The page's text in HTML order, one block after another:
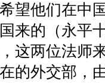
望他们在中
来的（永平
这两位法师
的外交部，